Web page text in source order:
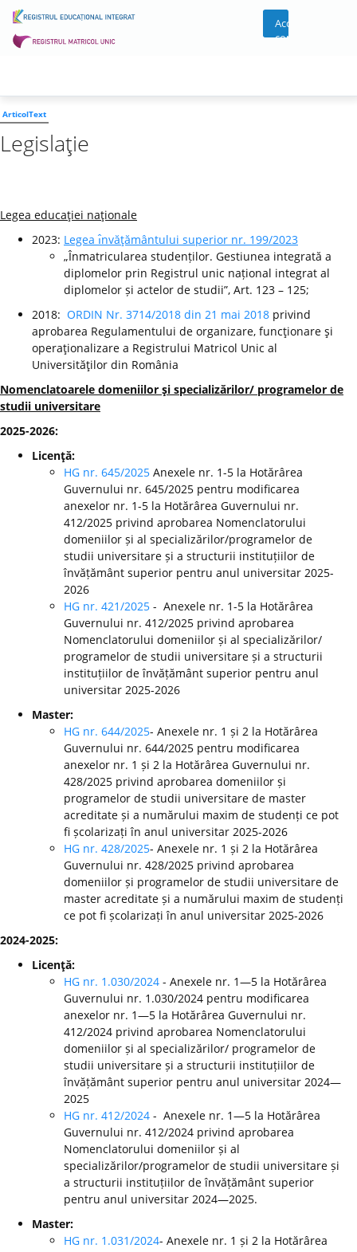
Acces
cont
ArticolText
Legislaţie
Legea educaţiei naţionale
2023: Legea ı̂nvăţământului superior nr. 199/2023
„Înmatricularea studenților. Gestiunea integrată a
diplomelor prin Registrul unic național integrat al
diplomelor și actelor de studii”, Art. 123 – 125;
2018: ORDIN Nr. 3714/2018 din 21 mai 2018 privind
aprobarea Regulamentului de organizare, funcţionare şi
operaţionalizare a Registrului Matricol Unic al
Universităţilor din România
Nomenclatoarele domeniilor şi specializărilor/ programelor de
studii universitare
2025-2026:
Licenţă:
HG nr. 645/2025 Anexele nr. 1-5 la Hotărârea
Guvernului nr. 645/2025 pentru modificarea
anexelor nr. 1-5 la Hotărârea Guvernului nr.
412/2025 privind aprobarea Nomenclatorului
domeniilor și al specializărilor/programelor de
studii universitare și a structurii instituțiilor de
învățământ superior pentru anul universitar 2025-
2026
HG nr. 421/2025 - Anexele nr. 1-5 la Hotărârea
Guvernului nr. 412/2025 privind aprobarea
Nomenclatorului domeniilor și al specializărilor/
programelor de studii universitare și a structurii
instituțiilor de învățământ superior pentru anul
universitar 2025-2026
Master:
HG nr. 644/2025- Anexele nr. 1 și 2 la Hotărârea
Guvernului nr. 644/2025 pentru modificarea
anexelor nr. 1 și 2 la Hotărârea Guvernului nr.
428/2025 privind aprobarea domeniilor și
programelor de studii universitare de master
acreditate și a numărului maxim de studenți ce pot
fi școlarizați în anul universitar 2025-2026
HG nr. 428/2025- Anexele nr. 1 și 2 la Hotărârea
Guvernului nr. 428/2025 privind aprobarea
domeniilor și programelor de studii universitare de
master acreditate și a numărului maxim de studenți
ce pot fi școlarizați în anul universitar 2025-2026
2024-2025:
Licenţă:
HG nr. 1.030/2024 - Anexele nr. 1—5 la Hotărârea
Guvernului nr. 1.030/2024 pentru modificarea
anexelor nr. 1—5 la Hotărârea Guvernului nr.
412/2024 privind aprobarea Nomenclatorului
domeniilor și al specializărilor/ programelor de
studii universitare și a structurii instituțiilor de
învățământ superior pentru anul universitar 2024—
2025
HG nr. 412/2024 - Anexele nr. 1—5 la Hotărârea
Guvernului nr. 412/2024 privind aprobarea
Nomenclatorului domeniilor și al
specializărilor/programelor de studii universitare și
a structurii instituțiilor de învățământ superior
pentru anul universitar 2024—2025.
Master:
HG nr. 1.031/2024- Anexele nr. 1 și 2 la Hotărârea